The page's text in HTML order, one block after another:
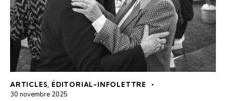
ARTICLES, ÉDITORIAL-INFOLETTRE
30 novembre 2025